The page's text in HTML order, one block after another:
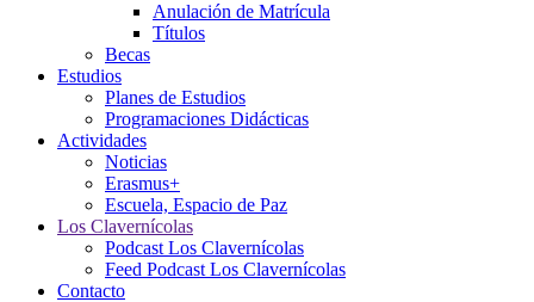
Anulación de Matrícula
Títulos
Becas
Estudios
Planes de Estudios
Programaciones Didácticas
Actividades
Noticias
Erasmus+
Escuela, Espacio de Paz
Los Clavernícolas
Podcast Los Clavernícolas
Feed Podcast Los Clavernícolas
Contacto